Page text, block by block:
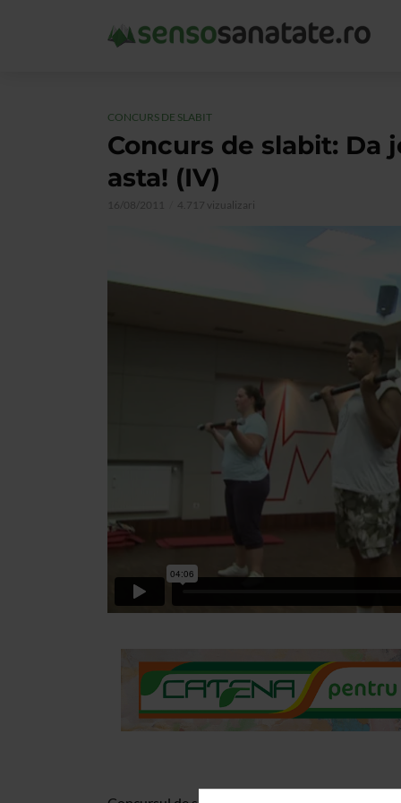
CONCURS DE SLABIT
Concurs de slabit: Da
asta! (IV)
16/08/2011 4.717 vizualizari